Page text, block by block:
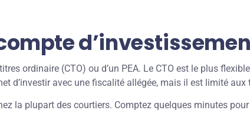
ordinaire (CTO) ou d’un PEA. Le CTO est le plus
d’investir avec une fiscalité allégée, mais il est limité aux
la plupart des courtiers. Comptez quelques minutes